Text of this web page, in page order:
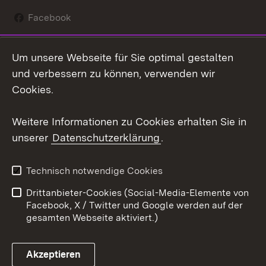
Facebook
Social Wall
Youtube
Link zum Landesportal
Kontakt
Datenschutz
Barrierefreiheit
Impressum Cookies
Um unsere Webseite für Sie optimal gestalten
und verbessern zu können, verwenden wir
Cookies.
Weitere Informationen zu Cookies erhalten Sie in
unserer Datenschutzerklärung.
Technisch notwendige Cookies
Drittanbieter-Cookies (Social-Media-Elemente von
Facebook, X / Twitter und Google werden auf der
gesamten Webseite aktiviert.)
Akzeptieren